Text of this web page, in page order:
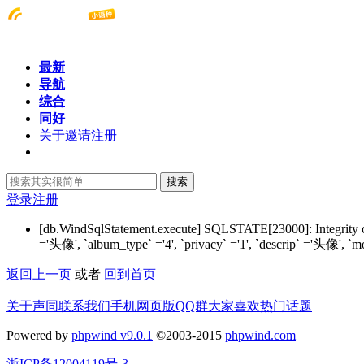
最新
导航
综合
同好
关于邀请注册
搜索
登录注册
[db.WindSqlStatement.execute] SQLSTATE[23000]:
='头像', `album_type` ='4', `privacy` ='1', `descrip` ='头像',
返回上一页 或者 回到首页
关于声同联系我们手机网页版QQ群大家喜欢热门话题
Powered by phpwind v9.0.1 ©2003-2015 phpwind.com